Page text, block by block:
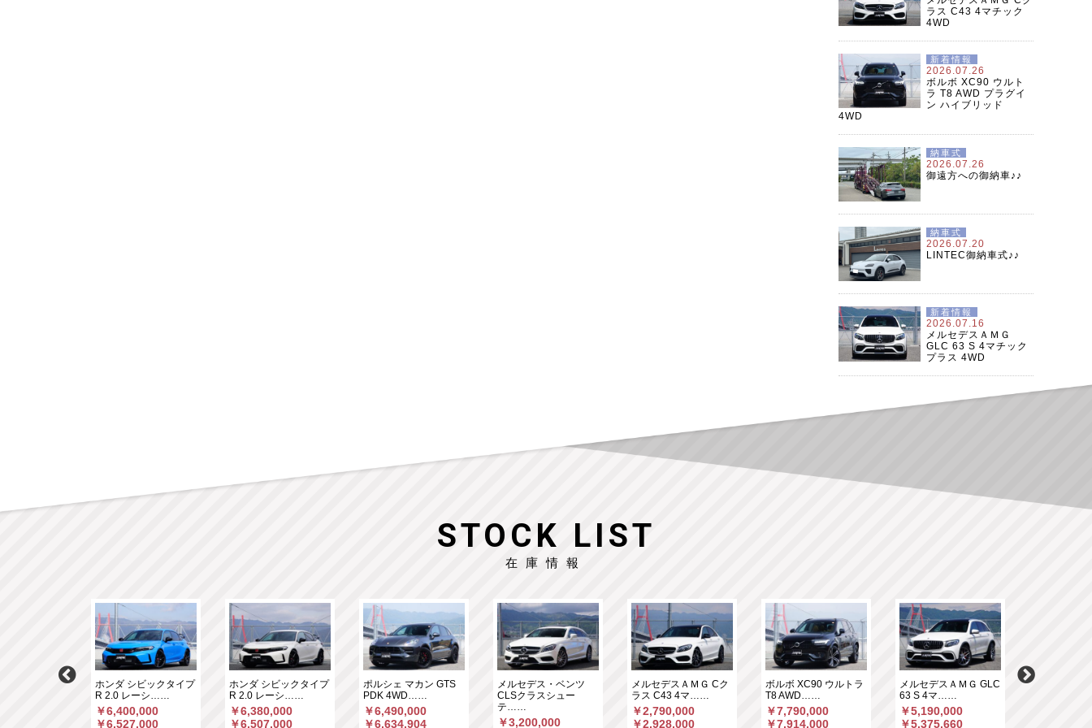
ラス C43 4マチック
4WD
新着情報
2026.07.26
ボルボ XC90 ウルト
ラ T8 AWD プラグイ
ン ハイブリッド
4WD
納車式
2026.07.26
御遠方への御納車♪♪
納車式
2026.07.20
LINTEC御納車式♪♪
新着情報
2026.07.16
メルセデスＡＭＧ
GLC 63 S 4マチック
プラス 4WD
STOCK LIST
在庫情報
カントリーマ
ホンダ シビックタイプ
R 2.0 レーシ……
￥6,400,000
￥6,527,000
ホンダ シビックタイプ
R 2.0 レーシ……
￥6,380,000
￥6,507,000
ポルシェ マカン GTS
PDK 4WD……
￥6,490,000
￥6,634,904
メルセデス・ベンツ
CLSクラスシュー
テ……
￥3,200,000
メルセデスＡＭＧ Cク
ラス C43 4マ……
￥2,790,000
￥2,928,000
ボルボ XC90 ウルトラ
T8 AWD……
￥7,790,000
￥7,914,000
メルセデスＡＭＧ GLC
63 S 4マ……
￥5,190,000
￥5,375,660